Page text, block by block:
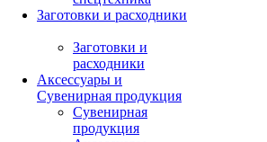
Заготовки и расходники
Заготовки и
расходники
Аксессуары и
Сувенирная продукция
Сувенирная
продукция